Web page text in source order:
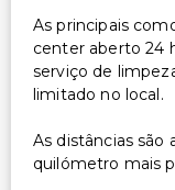
As principais
center aberto 24
serviço de
limitado no local.
As distâncias são
quilómetro mais